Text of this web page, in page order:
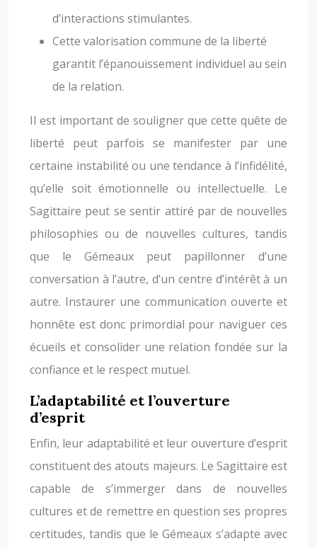
d’interactions stimulantes.
Cette valorisation commune de la liberté
garantit l’épanouissement individuel au sein
de la relation.
Il est important de souligner que cette quête de
liberté peut parfois se manifester par une
certaine instabilité ou une tendance à l’infidélité,
qu’elle soit émotionnelle ou intellectuelle. Le
Sagittaire peut se sentir attiré par de nouvelles
philosophies ou de nouvelles cultures, tandis
que le Gémeaux peut papillonner d’une
conversation à l’autre, d’un centre d’intérêt à un
autre. Instaurer une communication ouverte et
honnête est donc primordial pour naviguer ces
écueils et consolider une relation fondée sur la
confiance et le respect mutuel.
L’adaptabilité et l’ouverture
d’esprit
Enfin, leur adaptabilité et leur ouverture d’esprit
constituent des atouts majeurs. Le Sagittaire est
capable de s’immerger dans de nouvelles
cultures et de remettre en question ses propres
certitudes, tandis que le Gémeaux s’adapte avec